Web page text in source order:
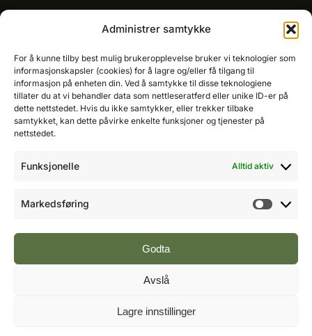
Administrer samtykke
For å kunne tilby best mulig brukeropplevelse bruker vi teknologier som
informasjonskapsler (cookies) for å lagre og/eller få tilgang til
informasjon på enheten din. Ved å samtykke til disse teknologiene
tillater du at vi behandler data som nettleseratferd eller unike ID-er på
dette nettstedet. Hvis du ikke samtykker, eller trekker tilbake
samtykket, kan dette påvirke enkelte funksjoner og tjenester på
nettstedet.
Funksjonelle Alltid aktiv
Markedsføring
Godta
Avslå
Lagre innstillinger
Ole-Vidar Jensen
Mobil: 976 50 875
E-post:ole@fremtidensbygg.no
Key account manager
Cristian Fatah
god presseskikk.